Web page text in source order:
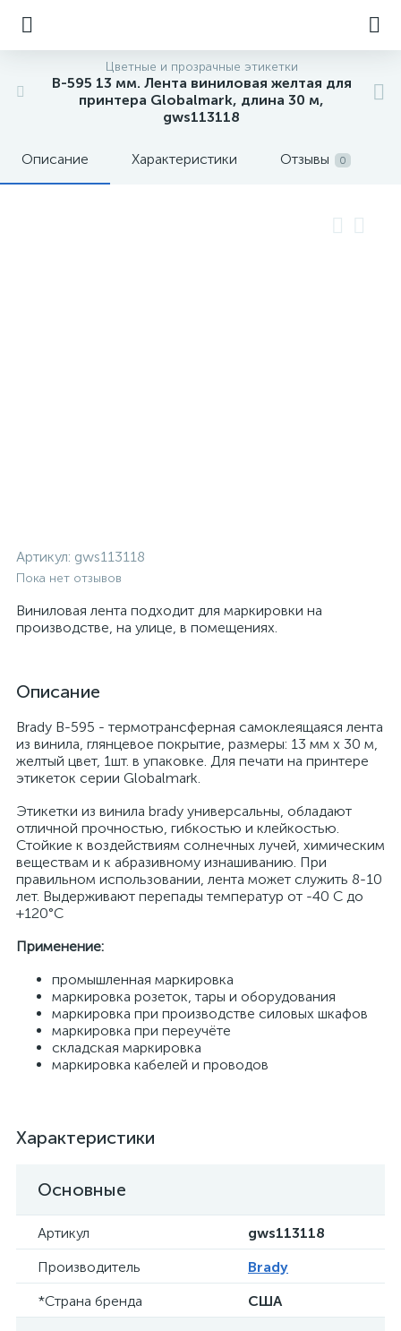
Цветные и прозрачные этикетки
B-595 13 мм. Лента виниловая желтая для
принтера Globalmark, длина 30 м,
gws113118
Описание Характеристики Отзывы 0
Артикул: gws113118
Пока нет отзывов
Виниловая лента подходит для маркировки на
производстве, на улице, в помещениях.
Описание
Brady B-595 - термотрансферная самоклеящаяся лента
из винила, глянцевое покрытие, размеры: 13 мм х 30 м,
желтый цвет, 1шт. в упаковке. Для печати на принтере
этикеток серии Globalmark.
Этикетки из винила brady универсальны, обладают
отличной прочностью, гибкостью и клейкостью.
Стойкие к воздействиям солнечных лучей, химическим
веществам и к абразивному изнашиванию. При
правильном использовании, лента может служить 8-10
лет. Выдерживают перепады температур от -40 С до
+120°С
Применение:
промышленная маркировка
маркировка розеток, тары и оборудования
маркировка при производстве силовых шкафов
маркировка при переучёте
складская маркировка
маркировка кабелей и проводов
Характеристики
Основные
Артикул
gws113118
Производитель
Brady
*Страна бренда
США